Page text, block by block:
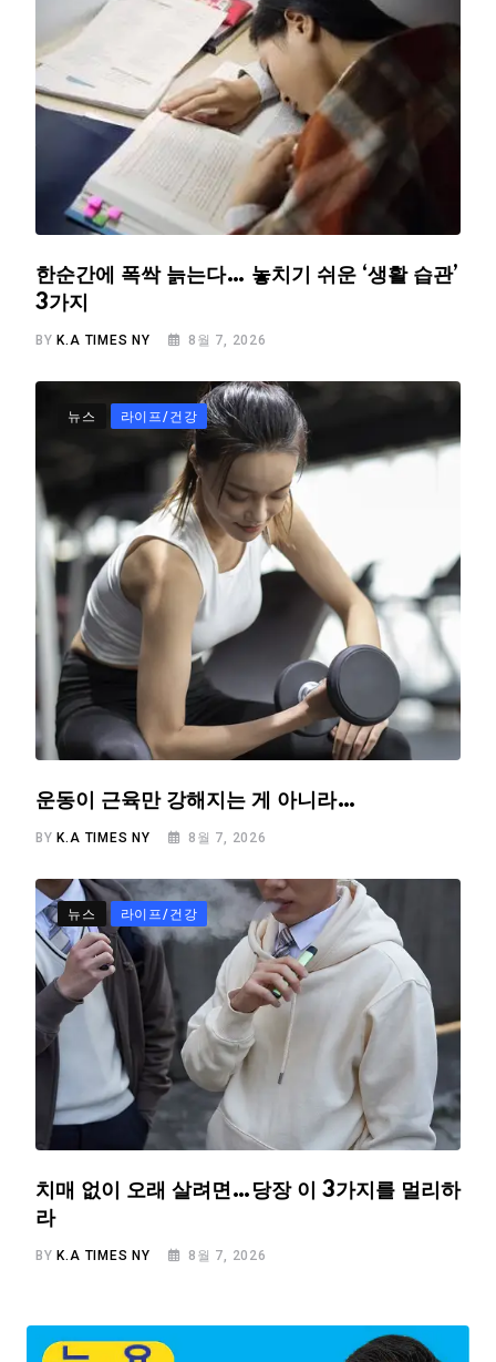
한순간에 폭싹 늙는다… 놓치기 쉬운 ‘생활 습관’
3가지
BY K.A TIMES NY 8월 7, 2026
뉴스 라이프/건강
운동이 근육만 강해지는 게 아니라…
BY K.A TIMES NY 8월 7, 2026
뉴스 라이프/건강
치매 없이 오래 살려면…당장 이 3가지를 멀리하
라
BYK.A TIMES NY 8월 7, 2026